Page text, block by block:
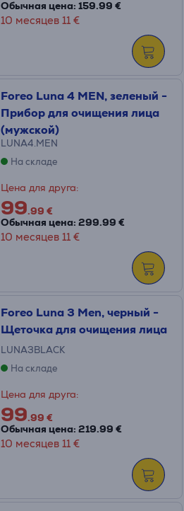
Обычная цена: 159.99 €
10 месяцев 11 €
Foreo Luna 4 MEN, зеленый -
Прибор для очищения лица
(мужской)
LUNA4.MEN
На складе
Цена для друга:
99.99 €
Обычная цена: 299.99 €
10 месяцев 11 €
Foreo Luna 3 Men, черный -
Щеточка для очищения лица
LUNA3BLACK
На складе
Цена для друга:
99.99 €
Обычная цена: 219.99 €
10 месяцев 11 €